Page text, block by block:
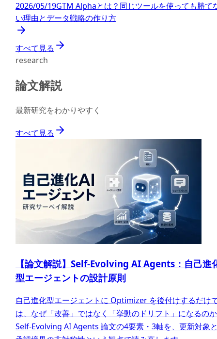
2026/05/19GTM Alphaとは？同じツールを使っても勝て
い理由とデータ戦略の作り方
すべて見る
research
論文解説
最新研究をわかりやすく
すべて見る
【論文解説】Self-Evolving AI Agents：自己進
型エージェントの設計原則
自己進化型エージェントに Optimizer を後付けするだけ
は、なぜ「改善」ではなく「挙動のドリフト」になるの
Self-Evolving AI Agents 論文の4要素・3軸を、更新対象